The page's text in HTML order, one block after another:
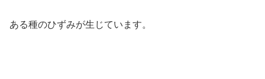
ある種のひずみが生じています。